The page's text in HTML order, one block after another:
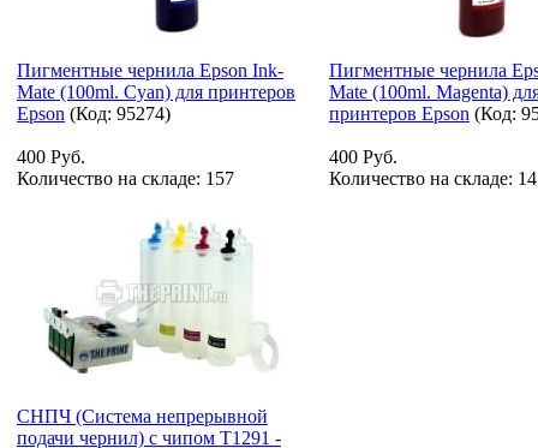
Пигментные чернила Epson Ink-
Mate (100ml. Cyan) для принтеров
Epson (Код: 95274)
400 Руб.
Количество на складе: 157
Пигментные чернила
Mate (100ml. Magenta)
принтеров Epson (Код:
400 Руб.
Количество на складе:
СНПЧ (Система непрерывной
подачи чернил) с чипом T1291 -